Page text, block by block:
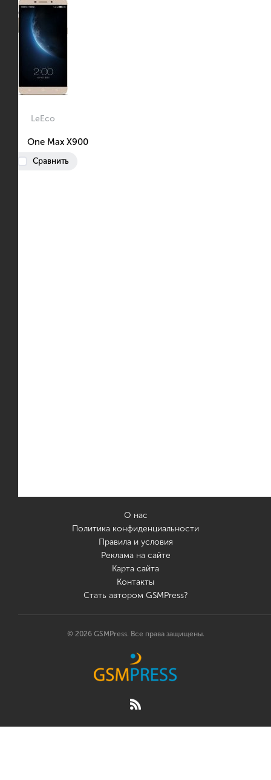
LeEco
One Max X900
Сравнить
О нас
Политика конфиденциальности
Правила и условия
Реклама на сайте
Карта сайта
Контакты
Стать автором GSMPress?
© 2026 GSMPress. Все права защищены.